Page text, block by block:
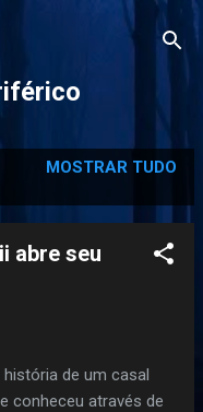
MOSTRAR TUDO
abre seu
de um casal
conheceu através de